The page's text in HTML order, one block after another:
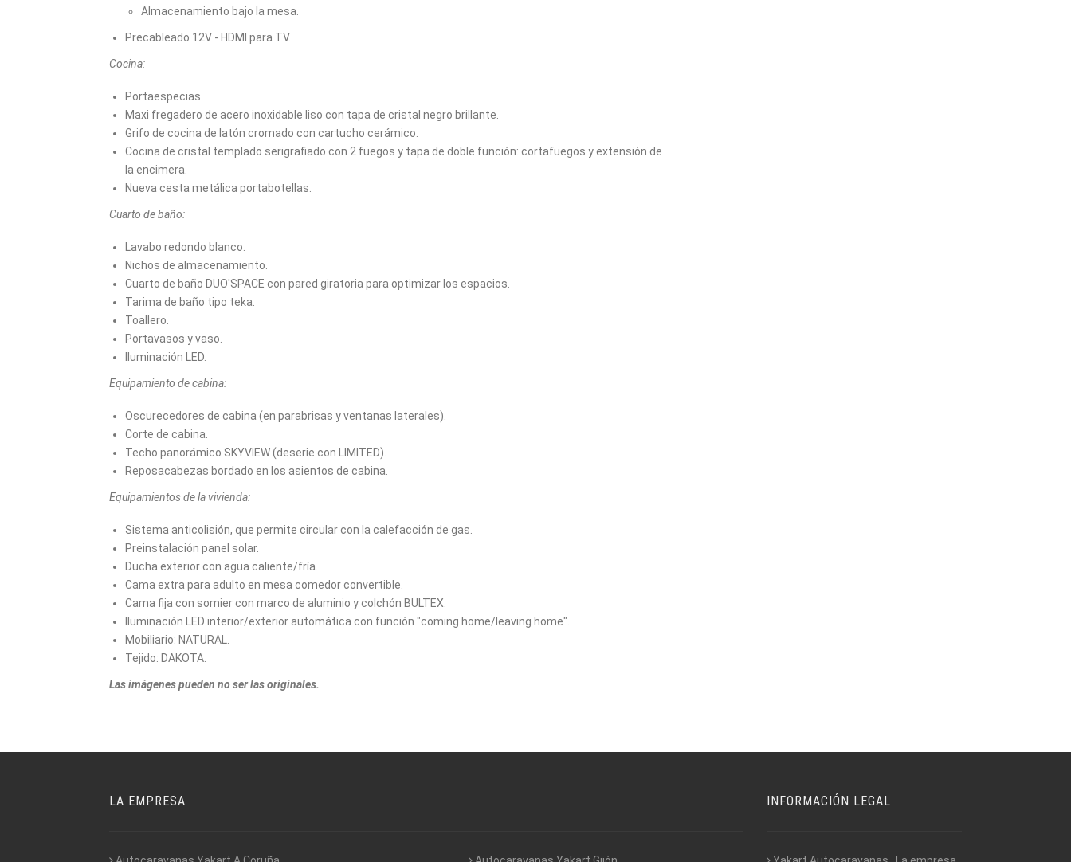
Almacenamiento bajo la mesa.
Precableado 12V - HDMI para TV.
Cocina:
Portaespecias.
Maxi fregadero de acero inoxidable liso con tapa de cristal negro brillante.
Grifo de cocina de latón cromado con cartucho cerámico.
Cocina de cristal templado serigrafiado con 2 fuegos y tapa de doble función: cortafuegos y extensión de
la encimera.
Nueva cesta metálica portabotellas.
Cuarto de baño:
Lavabo redondo blanco.
Nichos de almacenamiento.
Cuarto de baño DUO'SPACE con pared giratoria para optimizar los espacios.
Tarima de baño tipo teka.
Toallero.
Portavasos y vaso.
Iluminación LED.
Equipamiento de cabina:
Oscurecedores de cabina (en parabrisas y ventanas laterales).
Corte de cabina.
Techo panorámico SKYVIEW (deserie con LIMITED).
Reposacabezas bordado en los asientos de cabina.
Equipamientos de la vivienda:
Sistema anticolisión, que permite circular con la calefacción de gas.
Preinstalación panel solar.
Ducha exterior con agua caliente/fría.
Cama extra para adulto en mesa comedor convertible.
Cama fija con somier con marco de aluminio y colchón BULTEX.
Iluminación LED interior/exterior automática con función "coming home/leaving home".
Mobiliario: NATURAL.
Tejido: DAKOTA.
Las imágenes pueden no ser las originales.
LA EMPRESA INFORMACIÓN LEGAL